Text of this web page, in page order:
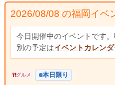
2026/08/08 の福岡イベ
今日開催中のイベントです
別の予定はイベントカレン
グルメ 本日限り